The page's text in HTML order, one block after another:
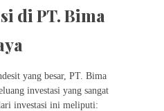
di PT. Bima
yang besar, PT. Bima
investasi yang sangat
investasi ini meliputi: